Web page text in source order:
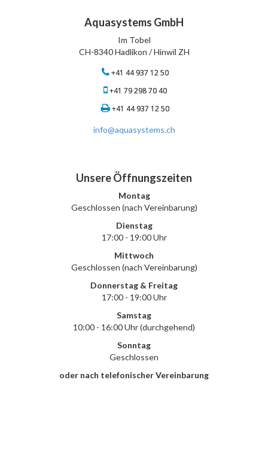
Aquasystems GmbH
Im Tobel
CH-8340 Hadlikon / Hinwil ZH
+41 44 937 12 50
+41 79 298 70 40
+41 44 937 12 50
info@aquasystems.ch
Unsere Öffnungszeiten
Montag
Geschlossen (nach Vereinbarung)
Dienstag
17:00 - 19:00 Uhr
Mittwoch
Geschlossen (nach Vereinbarung)
Donnerstag & Freitag
17:00 - 19:00 Uhr
Samstag
10:00 - 16:00 Uhr (durchgehend)
Sonntag
Geschlossen
oder nach telefonischer Vereinbarung